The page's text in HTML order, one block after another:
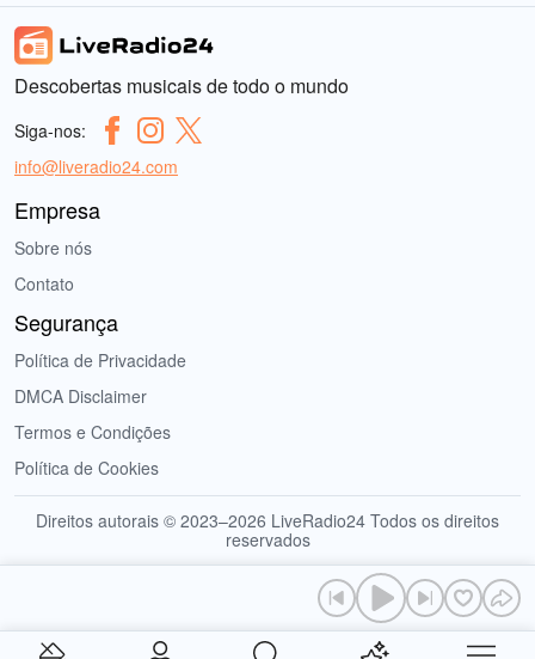
Descobertas musicais de todo o mundo
Siga-nos:
info@liveradio24.com
Empresa
Sobre nós
Contato
Segurança
Política de Privacidade
DMCA Disclaimer
Termos e Condições
Política de Cookies
Direitos autorais © 2023–2026 LiveRadio24 Todos os direitos
reservados